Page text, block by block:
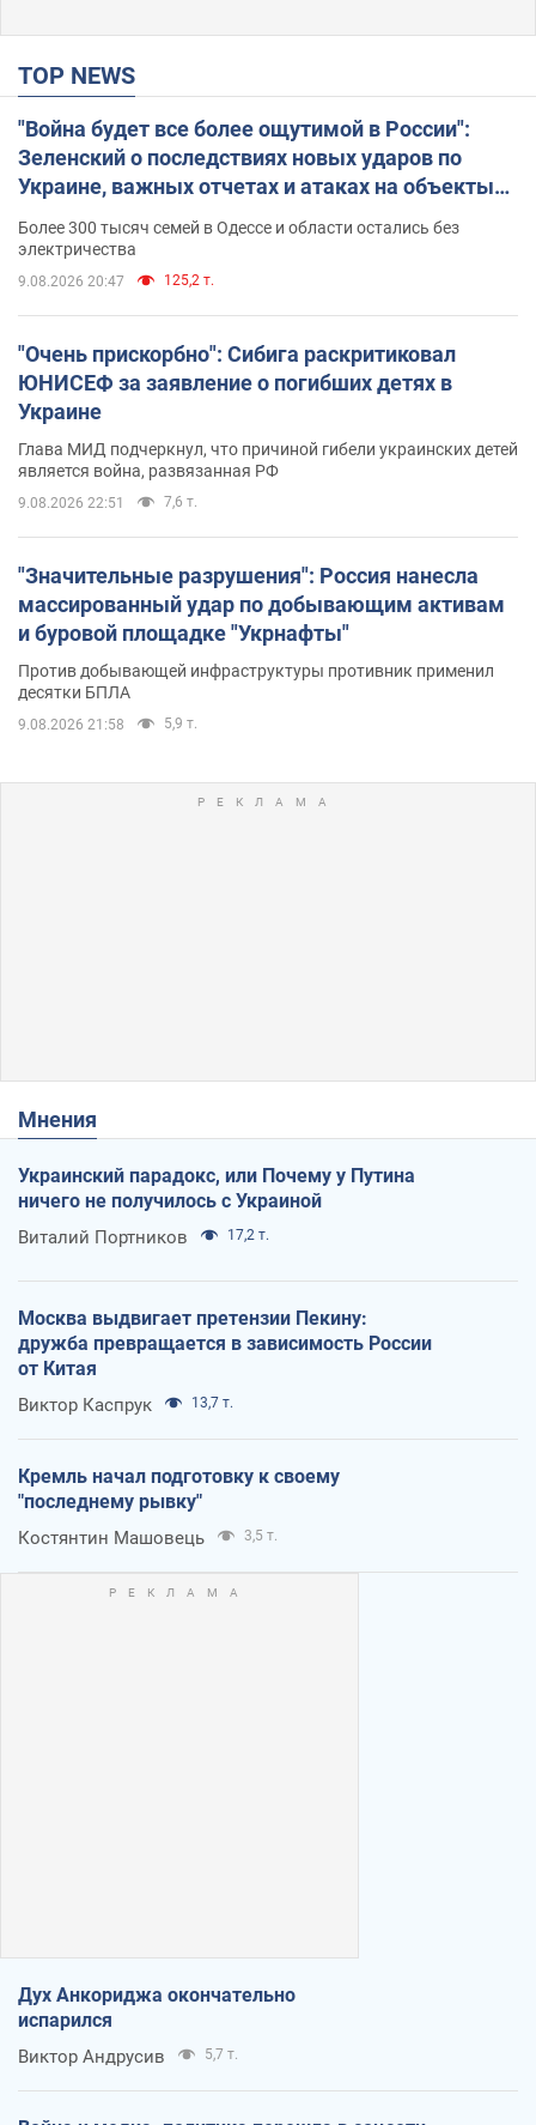
TOP NEWS
"Война будет все более ощутимой в России":
Зеленский о последствиях новых ударов по
Украине, важных отчетах и атаках на объекты
противника. Видео
Более 300 тысяч семей в Одессе и области остались без
электричества
9.08.2026 20:47 125,2 т.
"Очень прискорбно": Сибига раскритиковал
ЮНИСЕФ за заявление о погибших детях в
Украине
Глава МИД подчеркнул, что причиной гибели украинских детей
является война, развязанная РФ
9.08.2026 22:51 7,6 т.
"Значительные разрушения": Россия нанесла
массированный удар по добывающим активам
и буровой площадке "Укрнафты"
Против добывающей инфраструктуры противник применил
десятки БПЛА
9.08.2026 21:58 5,9 т.
Мнения
Украинский парадокс, или Почему у Путина
ничего не получилось с Украиной
Виталий Портников 17,2 т.
Москва выдвигает претензии Пекину:
дружба превращается в зависимость России
от Китая
Виктор Каспрук 13,7 т.
Кремль начал подготовку к своему
"последнему рывку"
Костянтин Машовець 3,5 т.
Дух Анкориджа окончательно
испарился
Виктор Андрусив 5,7 т.